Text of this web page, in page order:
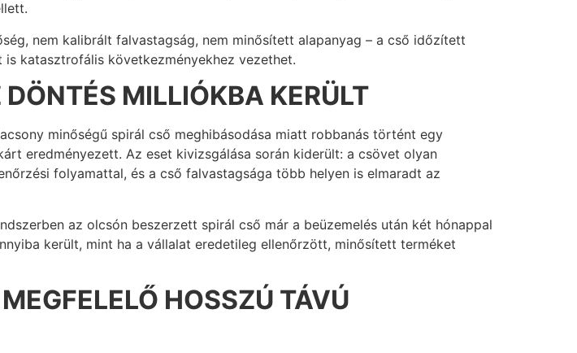
nem kalibrált falvastagság, nem minősített alapanyag – a cső időzített
katasztrofális következményekhez vezethet.
MILLIÓKBA KERÜLT
minőségű spirál cső meghibásodása miatt robbanás történt egy
eredményezett. Az eset kivizsgálása során kiderült: a csövet olyan
folyamattal, és a cső falvastagsága több helyen is elmaradt az
az olcsón beszerzett spirál cső már a beüzemelés után két hónappal
került, mint ha a vállalat eredetileg ellenőrzött, minősített terméket
HOSSZÚ TÁVÚ